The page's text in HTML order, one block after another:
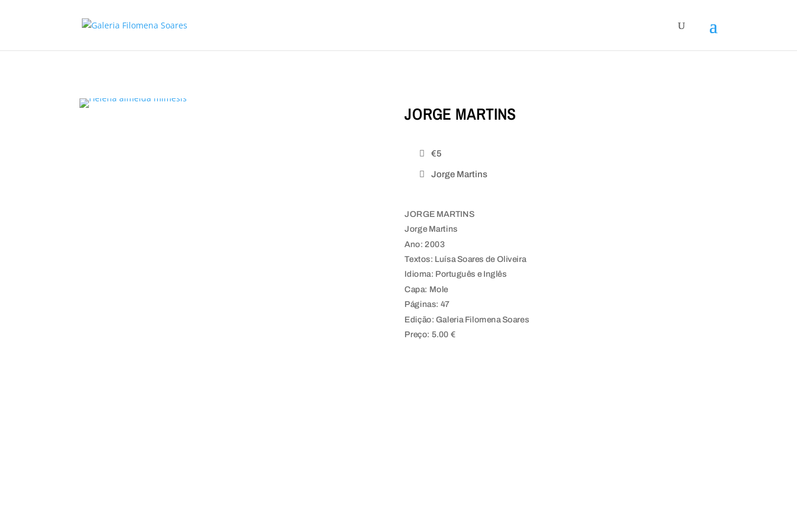
JORGE MARTINS
€5
Jorge Martins
JORGE MARTINS
Jorge Martins
Ano: 2003
Textos: Luísa Soares de Oliveira
Idioma: Português e Inglês
Capa: Mole
Páginas: 47
Edição: Galeria Filomena Soares
Preço: 5.00 €